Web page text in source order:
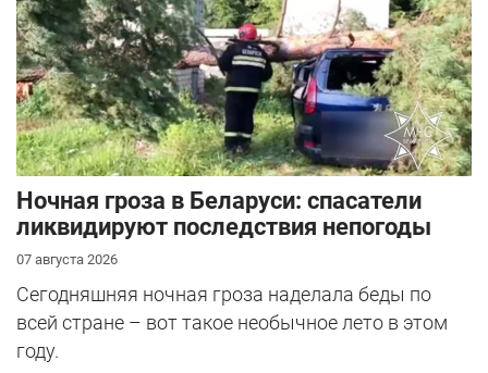
Ночная гроза в Беларуси: спасатели
ликвидируют последствия непогоды
07 августа 2026
Сегодняшняя ночная гроза наделала беды по
всей стране – вот такое необычное лето в этом
году.